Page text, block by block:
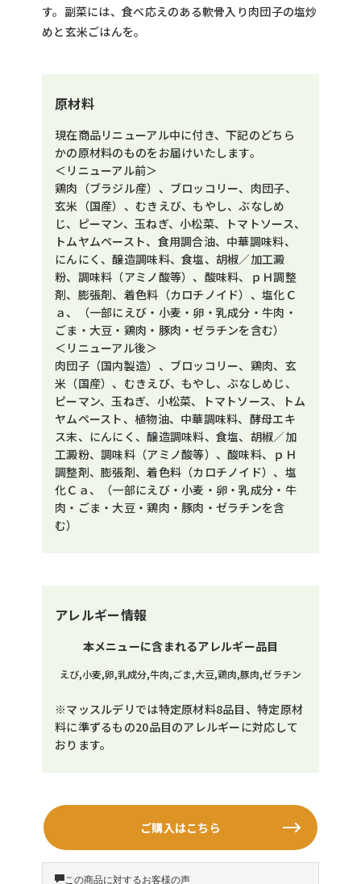
す。副菜には、食べ応えのある軟骨入り肉団子の塩炒
めと玄米ごはんを。
原材料
現在商品リニューアル中に付き、下記のどちら
かの原材料のものをお届けいたします。
＜リニューアル前＞
鶏肉（ブラジル産）、ブロッコリー、肉団子、
玄米（国産）、むきえび、もやし、ぶなしめ
じ、ピーマン、玉ねぎ、小松菜、トマトソース、
トムヤムペースト、食用調合油、中華調味料、
にんにく、醸造調味料、食塩、胡椒／加工澱
粉、調味料（アミノ酸等）、酸味料、ｐＨ調整
剤、膨張剤、着色料（カロチノイド）、塩化Ｃ
ａ、（一部にえび・小麦・卵・乳成分・牛肉・
ごま・大豆・鶏肉・豚肉・ゼラチンを含む）
＜リニューアル後＞
肉団子（国内製造）、ブロッコリー、鶏肉、玄
米（国産）、むきえび、もやし、ぶなしめじ、
ピーマン、玉ねぎ、小松菜、トマトソース、トム
ヤムペースト、植物油、中華調味料、酵母エキ
ス末、にんにく、醸造調味料、食塩、胡椒／加
工澱粉、調味料（アミノ酸等）、酸味料、ｐＨ
調整剤、膨張剤、着色料（カロチノイド）、塩
化Ｃａ、（一部にえび・小麦・卵・乳成分・牛
肉・ごま・大豆・鶏肉・豚肉・ゼラチンを含
む）
アレルギー情報
本メニューに含まれるアレルギー品目
えび,小麦,卵,乳成分,牛肉,ごま,大豆,鶏肉,豚肉,ゼラチン
※マッスルデリでは特定原材料8品目、特定原材
料に準ずるもの20品目のアレルギーに対応して
おります。
ご購入はこちら
この商品に対するお客様の声